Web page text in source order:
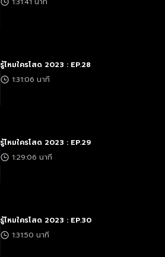
รู้ไหมใครโสด 2023 : EP.28
1:31:06 นาที
รู้ไหมใครโสด 2023 : EP.29
1:29:06 นาที
รู้ไหมใครโสด 2023 : EP.30
1:31:50 นาที